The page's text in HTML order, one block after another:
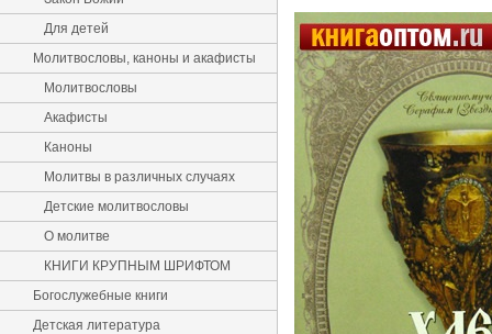
Для детей
Молитвословы, каноны и акафисты
Молитвословы
Акафисты
Каноны
Молитвы в различных случаях
Детские молитвословы
О молитве
КНИГИ КРУПНЫМ ШРИФТОМ
Богослужебные книги
Детская литература